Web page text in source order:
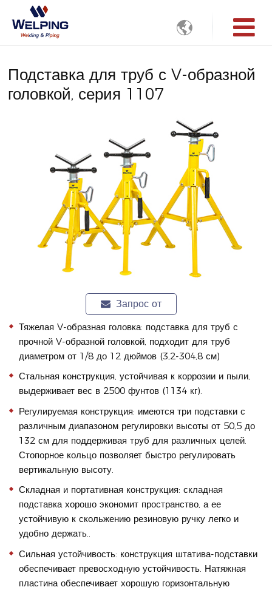

Подставка для труб с V-образной
головкой, серия 1107
Запрос от
Тяжелая V-образная головка: подставка для труб с
прочной V-образной головкой, подходит для труб
диаметром от 1/8 до 12 дюймов (3,2-304,8 см)
Стальная конструкция, устойчивая к коррозии и пыли,
выдерживает вес в 2500 фунтов (1134 кг).
Регулируемая конструкция: имеются три подставки с
различным диапазоном регулировки высоты от 50,5 до
132 см для поддерживая труб для различных целей.
Стопорное кольцо позволяет быстро регулировать
вертикальную высоту.
Складная и портативная конструкция: складная
подставка хорошо экономит пространство, а ее
устойчивую к скольжению резиновую ручку легко и
удобно держать..
Сильная устойчивость: конструкция штатива-подставки
обеспечивает превосходную устойчивость. Натяжная
пластина обеспечивает хорошую горизонтальную